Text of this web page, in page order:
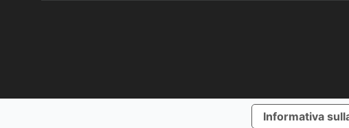
Informativa